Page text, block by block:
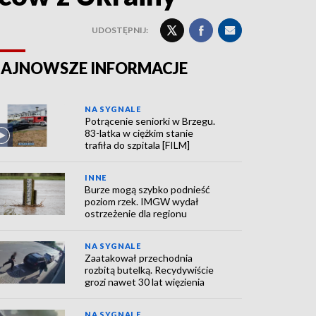
UDOSTĘPNIJ:
INFORMACJE
NA SYGNALE
Potrącenie seniorki w Brzegu.
83-latka w ciężkim stanie
trafiła do szpitala [FILM]
INNE
Burze mogą szybko podnieść
poziom rzek. IMGW wydał
ostrzeżenie dla regionu
NA SYGNALE
Zaatakował przechodnia
rozbitą butelką. Recydywiście
grozi nawet 30 lat więzienia